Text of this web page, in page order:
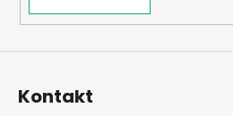
Kontakt